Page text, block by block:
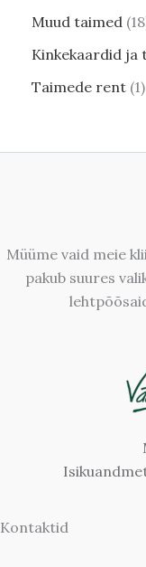
Muud taimed 18
Kinkekaardid ja
Taimede rent 1
Müüme vaid meie
pakub suures
Kontaktid